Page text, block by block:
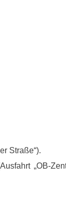
Straße“).
„OB-